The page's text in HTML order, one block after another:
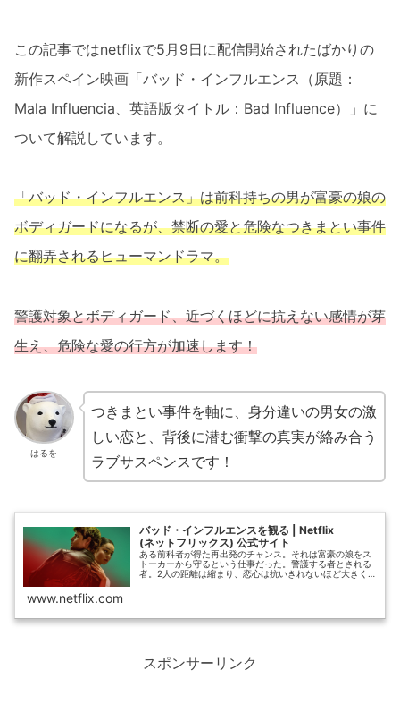
この記事ではnetflixで5月9日に配信開始されたばかりの
新作スペイン映画「バッド・インフルエンス（原題：
Mala Influencia、英語版タイトル：Bad Influence）」に
ついて解説しています。
「バッド・インフルエンス」は前科持ちの男が富豪の娘の
ボディガードになるが、禁断の愛と危険なつきまとい事件
に翻弄されるヒューマンドラマ。
警護対象とボディガード、近づくほどに抗えない感情が芽
生え、危険な愛の行方が加速します！
はるを
つきまとい事件を軸に、身分違いの男女の激
しい恋と、背後に潜む衝撃の真実が絡み合う
ラブサスペンスです！
バッド・インフルエンス を観 る | Netflix
( ネ ッ ト フ リ ッ ク ス ) 公 式サ イ ト
ある前科者が得た再出発のチャンス。それは富豪の娘をス
トーカーから守るという仕事だった。警護する者とされる
者。2人の距離は縮まり、恋心は抗いきれないほど大きく
www.netflix.com
スポンサーリンク